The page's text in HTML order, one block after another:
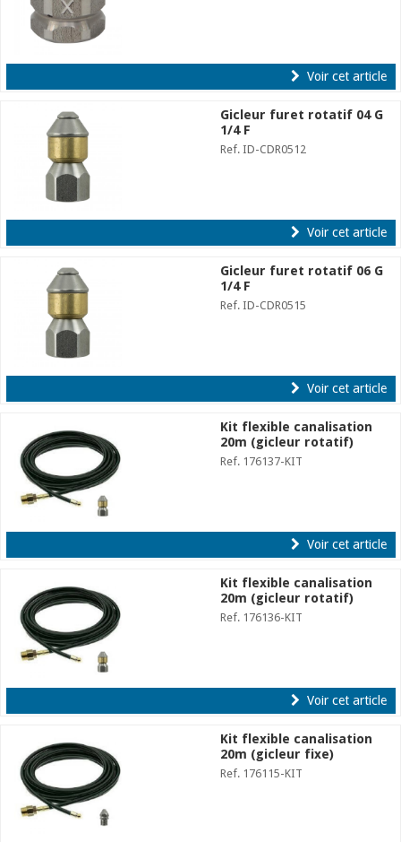
Voir cet article
Gicleur furet rotatif 04 G
1/4 F
Ref. ID-CDR0512
Voir cet article
Gicleur furet rotatif 06 G
1/4 F
Ref. ID-CDR0515
Voir cet article
Kit flexible canalisation
20m (gicleur rotatif)
Ref. 176137-KIT
Voir cet article
Kit flexible canalisation
20m (gicleur rotatif)
Ref. 176136-KIT
Voir cet article
Kit flexible canalisation
20m (gicleur fixe)
Ref. 176115-KIT